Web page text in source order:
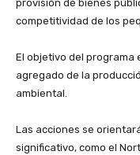
provisión de bienes
competitividad de los
El objetivo del programa
agregado de la
ambiental.
Las acciones se
significativo, como el